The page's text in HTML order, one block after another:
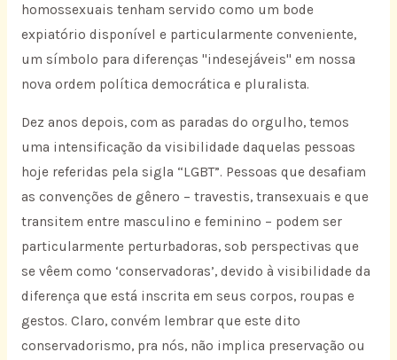
homossexuais tenham servido como um bode
expiatório disponível e particularmente conveniente,
um símbolo para diferenças "indesejáveis" em nossa
nova ordem política democrática e pluralista.
Dez anos depois, com as paradas do orgulho, temos
uma intensificação da visibilidade daquelas pessoas
hoje referidas pela sigla “LGBT”. Pessoas que desafiam
as convenções de gênero – travestis, transexuais e que
transitem entre masculino e feminino – podem ser
particularmente perturbadoras, sob perspectivas que
se vêem como ‘conservadoras’, devido à visibilidade da
diferença que está inscrita em seus corpos, roupas e
gestos. Claro, convém lembrar que este dito
conservadorismo, pra nós, não implica preservação ou